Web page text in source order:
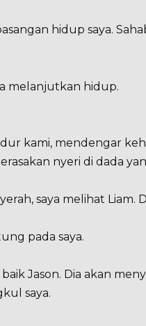
hidup saya.
melanjutkan hidup.
kami, mendengar
nyeri di dada
saya melihat Liam.
pada saya.
Jason. Dia akan
saya.